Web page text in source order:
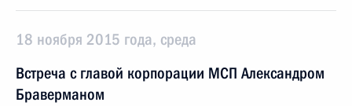
18 ноября 2015 года, среда
Встреча с главой корпорации МСП Александром
Браверманом